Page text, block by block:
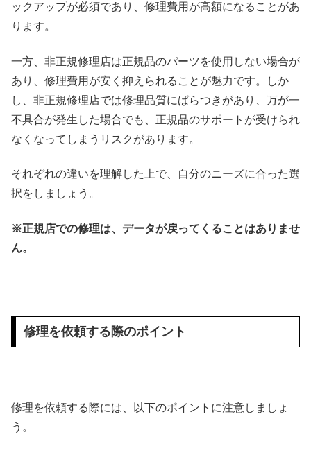
ックアップが必須であり、修理費用が高額になることがあ
ります。
一方、非正規修理店は正規品のパーツを使用しない場合が
あり、修理費用が安く抑えられることが魅力です。しか
し、非正規修理店では修理品質にばらつきがあり、万が一
不具合が発生した場合でも、正規品のサポートが受けられ
なくなってしまうリスクがあります。
それぞれの違いを理解した上で、自分のニーズに合った選
択をしましょう。
※正規店での修理は、データが戻ってくることはありませ
ん。
修理を依頼する際のポイント
修理を依頼する際には、以下のポイントに注意しましょ
う。